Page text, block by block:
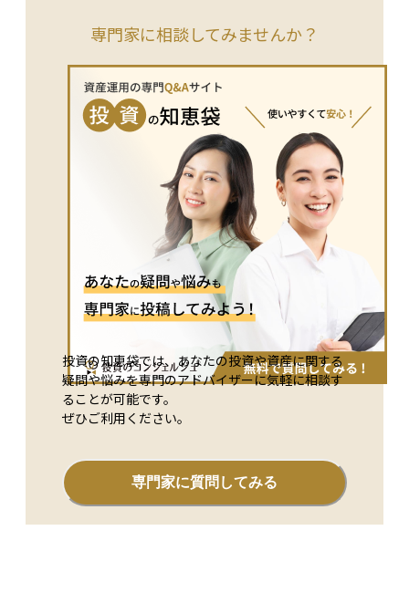
先物取引、③商品指数連動型ETF・ETN、④コモディティファ
ンド。実務では先物を組み込んだETFが主流で、代表的な指数
にブルームバーグ・コモディティ・インデックスや S\&P GSCI
がある。 価格は需給バランス、在庫統計、OPEC政策、地政学
リスク、天候、為替など多様な要因で変動する。先物運用では
限月乗り換え時のロールコスト（コンタンゴ）や信託報酬がリ
ターンを圧迫し、現物保有では保管・保険料、税制（例：金地
金の譲渡益は総合課税）が影響するため、コスト構造の把握が
欠かせない。 コモディティは株式・債券との相関が相対的に
低く、インフレ率と連動しやすいことから、分散投資とインフ
レヘッジに有効とされる。一方で短期的な価格変動が大きく、
資産配分比率や取引手段を目的に合わせて設計し、損失許容度
に応じたリスク管理を徹底することが重要となる。
専門家に相談してみませんか？
投資の知恵袋では、あなたの投資や資産に関する
疑問や悩みを専門のアドバイザーに気軽に相談す
ることが可能です。
ぜひご利用ください。
専門家に質問してみる